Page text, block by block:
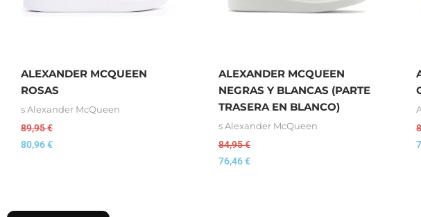
ALEXANDER MCQUEEN
ROSAS
s Alexander McQueen
89,95€
80,96€
ALEXANDER MCQUEEN
NEGRAS Y BLANCAS (PARTE
TRASERA EN BLANCO)
s Alexander McQueen
84,95€
76,46€